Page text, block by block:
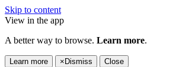
Skip to content
View in the app
A better way to browse. Learn more.
Learn more × Dismiss Close